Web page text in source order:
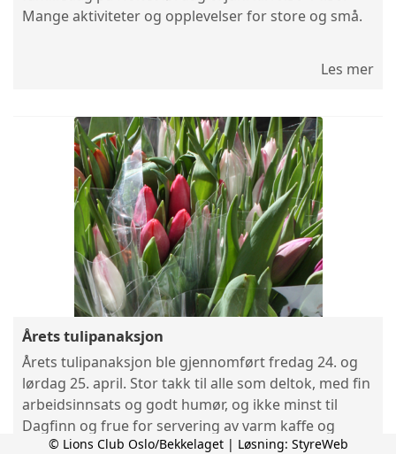
Mange aktiviteter og opplevelser for store og små.
Les mer
Årets tulipanaksjon
Årets tulipanaksjon ble gjennomført fredag 24. og
lørdag 25. april. Stor takk til alle som deltok, med fin
arbeidsinnsats og godt humør, og ikke minst til
Dagfinn og frue for servering av varm kaffe og
fantastiske boller! Vi må også rette en stor takk til
© Lions Club Oslo/Bekkelaget | Løsning: StyreWeb